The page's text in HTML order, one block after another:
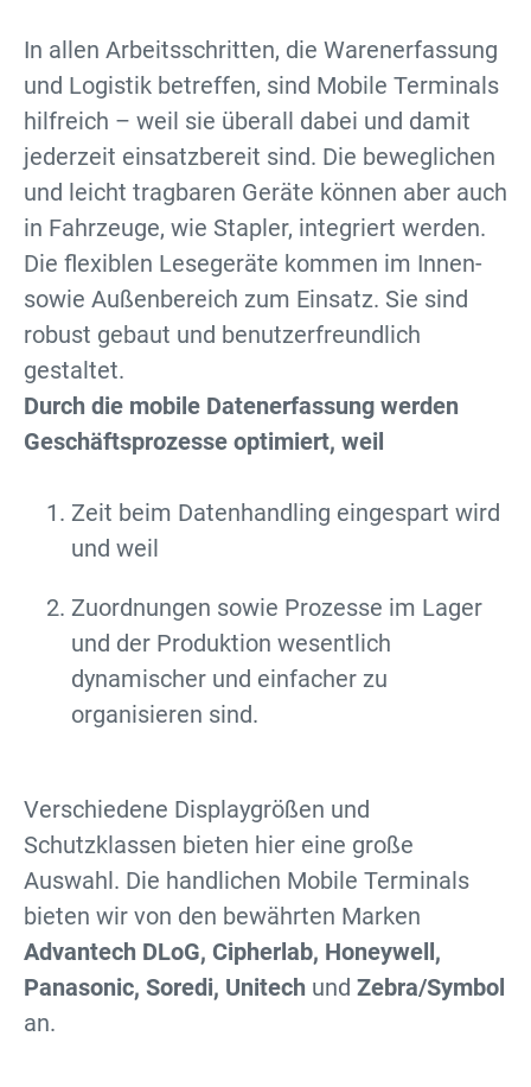
In allen Arbeitsschritten, die Warenerfassung
und Logistik betreffen, sind Mobile Terminals
hilfreich – weil sie überall dabei und damit
jederzeit einsatzbereit sind. Die beweglichen
und leicht tragbaren Geräte können aber auch
in Fahrzeuge, wie Stapler, integriert werden.
Die flexiblen Lesegeräte kommen im Innen-
sowie Außenbereich zum Einsatz. Sie sind
robust gebaut und benutzerfreundlich
gestaltet.
Durch die mobile Datenerfassung werden
Geschäftsprozesse optimiert, weil
Zeit beim Datenhandling eingespart wird
und weil
Zuordnungen sowie Prozesse im Lager
und der Produktion wesentlich
dynamischer und einfacher zu
organisieren sind.
Verschiedene Displaygrößen und
Schutzklassen bieten hier eine große
Auswahl. Die handlichen Mobile Terminals
bieten wir von den bewährten Marken
Advantech DLoG, Cipherlab, Honeywell,
Panasonic, Soredi, Unitech und Zebra/Symbol
an.